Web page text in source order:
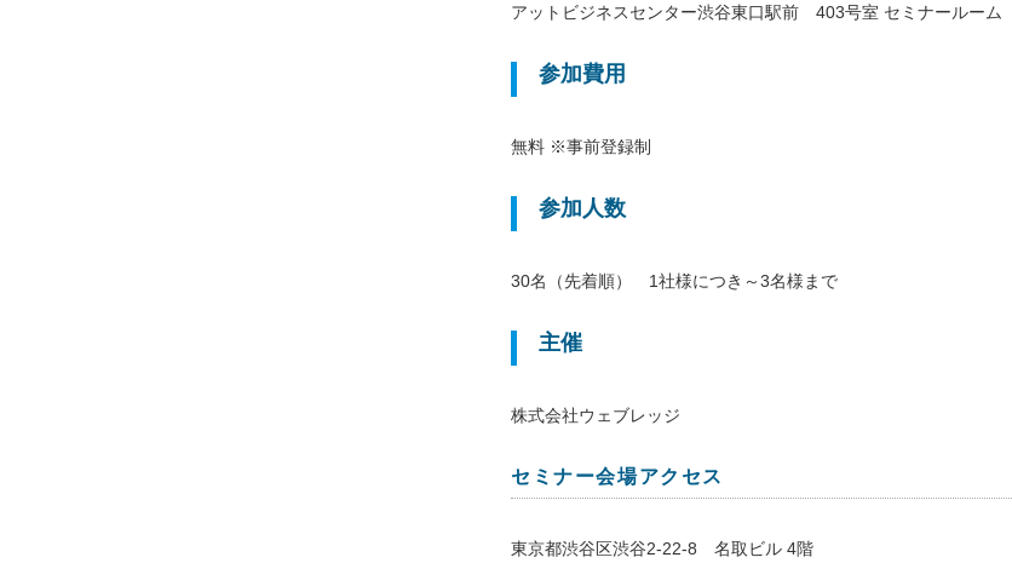
アットビジネスセンター渋谷東口駅前 403号室 セミナールーム
参加費用
無料 ※事前登録制
参加人数
30名（先着順） 1社様につき～3名様まで
主催
株式会社ウェブレッジ
セミナー会場アクセス
東京都渋谷区渋谷2-22-8 名取ビル 4階